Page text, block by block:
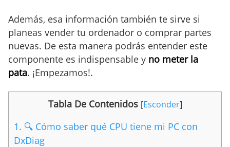
Además, esa información también te sirve si
planeas vender tu ordenador o comprar partes
nuevas. De esta manera podrás entender este
componente es indispensable y no meter la
pata. ¡Empezamos!.
Tabla De Contenidos [Esconder]
1. 🔍 Cómo saber qué CPU tiene mi PC con
DxDiag